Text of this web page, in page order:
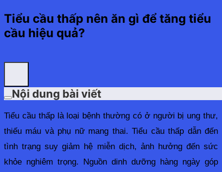
Tiểu cầu thấp nên ăn gì để tăng tiểu
cầu hiệu quả?
Nội dung bài viết
Tiểu cầu thấp là loại bệnh thường có ở người bị ung thư,
thiếu máu và phụ nữ mang thai. Tiểu cầu thấp dẫn đến
tình trạng suy giảm hệ miễn dịch, ảnh hưởng đến sức
khỏe nghiêm trọng. Nguồn dinh dưỡng hàng ngày góp